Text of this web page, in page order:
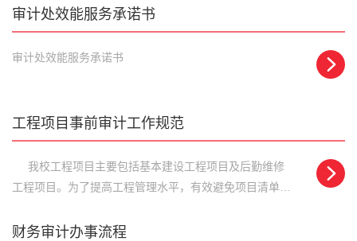
审计处效能服务承诺书
审计处效能服务承诺书
工程项目事前审计工作规范
我校工程项目主要包括基本建设工程项目及后勤维修
工程项目。为了提高工程管理水平，有效避免项目清单漏
我校工程项目事前审计工作做如下规范： 一、 事前
财务审计办事流程